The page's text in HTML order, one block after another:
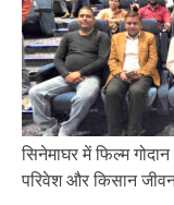
सिनेमाघर में फिल्म
परिवेश और किसान